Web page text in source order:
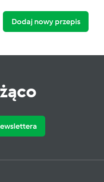
Dodaj nowy przepis